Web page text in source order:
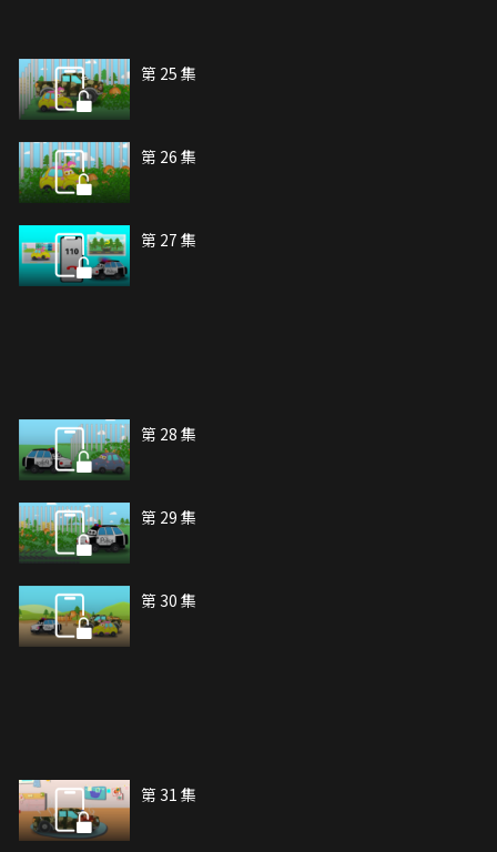
第 25 集
第 26 集
第 27 集
第 28 集
第 29 集
第 30 集
第 31 集